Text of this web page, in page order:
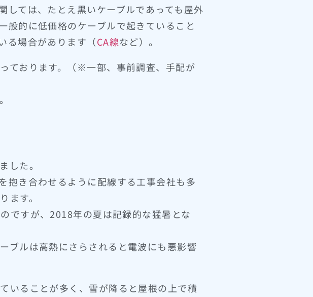
しては、たとえ黒いケーブルであっても屋外
般的に低価格のケーブルで起きていること
る場合があります（CA線など）。
ております。（※一部、事前調査、手配が
した。
抱き合わせるように配線する工事会社も多
ます。
ですが、2018年の夏は記録的な猛暑とな
ブルは高熱にさらされると電波にも悪影響
いることが多く、雪が降ると屋根の上で積